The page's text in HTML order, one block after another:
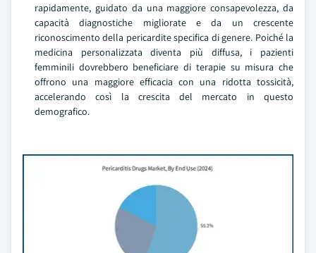
rapidamente, guidato da una maggiore consapevolezza, da
capacità diagnostiche migliorate e da un crescente
riconoscimento della pericardite specifica di genere. Poiché la
medicina personalizzata diventa più diffusa, i pazienti
femminili dovrebbero beneficiare di terapie su misura che
offrono una maggiore efficacia con una ridotta tossicità,
accelerando così la crescita del mercato in questo
demografico.